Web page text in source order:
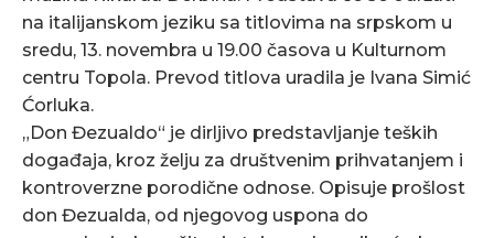
na italijanskom jeziku sa titlovima na srpskom u
sredu, 13. novembra u 19.00 časova u Kulturnom
centru Topola. Prevod titlova uradila je Ivana Simić
Ćorluka.
„Don Đezualdo“ je dirljivo predstavljanje teških
događaja, kroz želju za društvenim prihvatanjem i
kontroverzne porodične odnose. Opisuje prošlost
don Đezualda, od njegovog uspona do